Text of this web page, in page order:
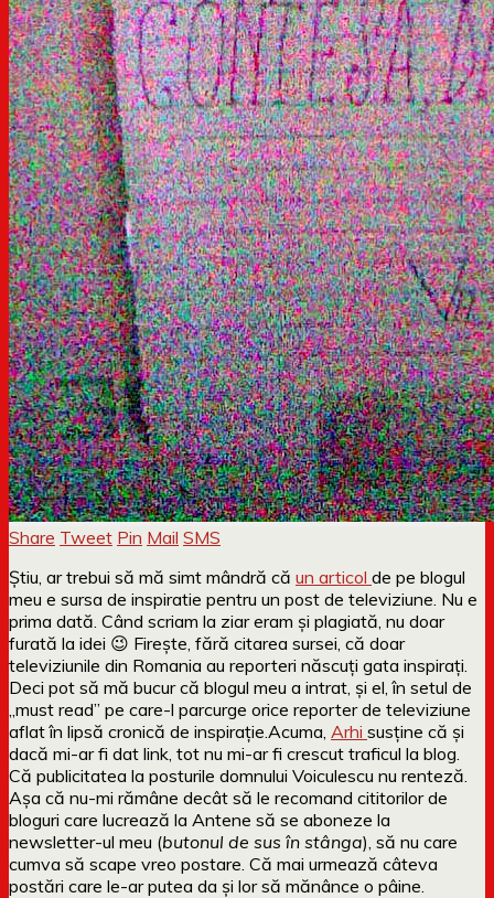
Share Tweet Pin Mail SMS
Știu, ar trebui să mă simt mândră că un articol de pe blogul
meu e sursa de inspiratie pentru un post de televiziune. Nu e
prima dată. Când scriam la ziar eram și plagiată, nu doar
furată la idei 😉 Firește, fără citarea sursei, că doar
televiziunile din Romania au reporteri născuți gata inspirați.
Deci pot să mă bucur că blogul meu a intrat, și el, în setul de
„must read” pe care-l parcurge orice reporter de televiziune
aflat în lipsă cronică de inspirație. Acuma, Arhi susține că și
dacă mi-ar fi dat link, tot nu mi-ar fi crescut traficul la blog.
Că publicitatea la posturile domnului Voiculescu nu renteză.
Așa că nu-mi rămâne decât să le recomand cititorilor de
bloguri care lucrează la Antene să se aboneze la
newsletter-ul meu (butonul de sus în stânga), să nu care
cumva să scape vreo postare. Că mai urmează câteva
postări care le-ar putea da și lor să mănânce o pâine.